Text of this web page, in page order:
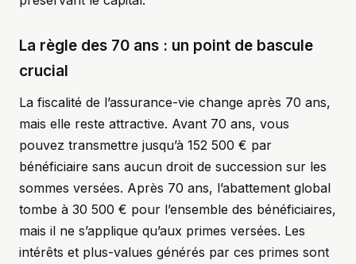
La règle des 70 ans : un point de bascule
crucial
La fiscalité de l’assurance-vie change après 70 ans,
mais elle reste attractive. Avant 70 ans, vous
pouvez transmettre jusqu’à 152 500 € par
bénéficiaire sans aucun droit de succession sur les
sommes versées. Après 70 ans, l’abattement global
tombe à 30 500 € pour l’ensemble des bénéficiaires,
mais il ne s’applique qu’aux primes versées. Les
intérêts et plus-values générés par ces primes sont